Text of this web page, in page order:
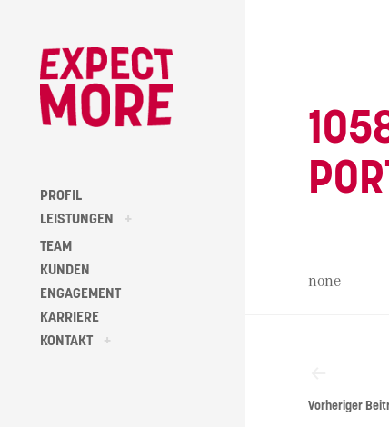
content
PROFIL
LEISTUNGEN
toggle
+
TEAM
KUNDEN
ENGAGEMENT
KARRIERE
KONTAKT
toggle
+
none
Vorheriger